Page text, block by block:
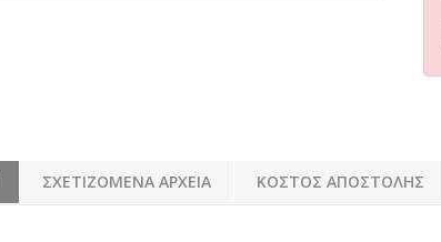
ΣΧΕΤΙΖΟΜΕΝΑ ΑΡΧΕΙΑ ΚΟΣΤΟΣ ΑΠΟΣΤΟΛΗΣ